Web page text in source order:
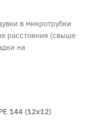
в микротрубки
расстояния (свыше
на
144 (12x12)